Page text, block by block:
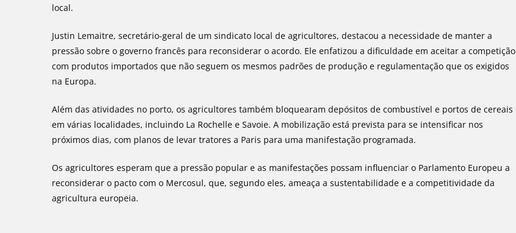
local.
Justin Lemaitre, secretário-geral de um sindicato local de agricultores, destacou a necessidade de manter a
pressão sobre o governo francês para reconsiderar o acordo. Ele enfatizou a dificuldade em aceitar a competição
com produtos importados que não seguem os mesmos padrões de produção e regulamentação que os exigidos
na Europa.
Além das atividades no porto, os agricultores também bloquearam depósitos de combustível e portos de cereais
em várias localidades, incluindo La Rochelle e Savoie. A mobilização está prevista para se intensificar nos
próximos dias, com planos de levar tratores a Paris para uma manifestação programada.
Os agricultores esperam que a pressão popular e as manifestações possam influenciar o Parlamento Europeu a
reconsiderar o pacto com o Mercosul, que, segundo eles, ameaça a sustentabilidade e a competitividade da
agricultura europeia.